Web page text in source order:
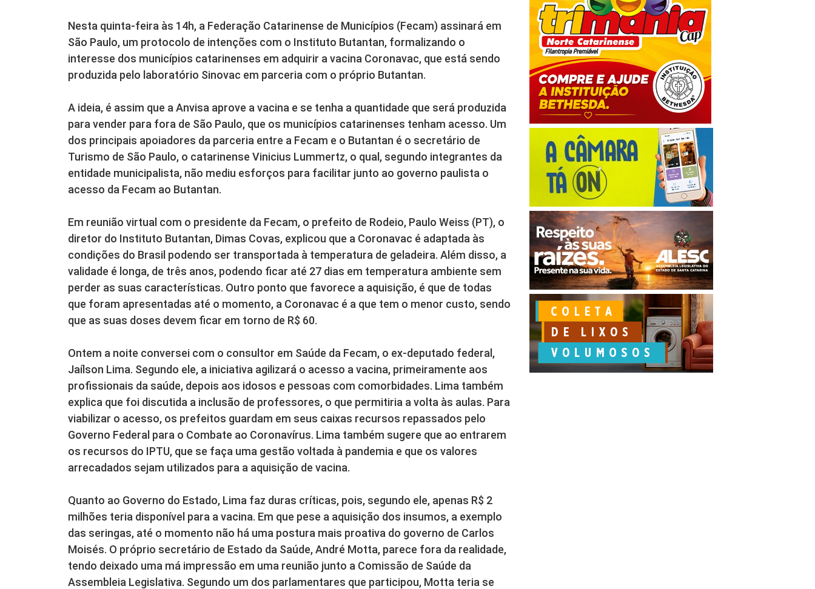
Nesta quinta-feira às 14h, a Federação Catarinense de Municípios (Fecam) assinará em
São Paulo, um protocolo de intenções com o Instituto Butantan, formalizando o
interesse dos municípios catarinenses em adquirir a vacina Coronavac, que está sendo
produzida pelo laboratório Sinovac em parceria com o próprio Butantan.
A ideia, é assim que a Anvisa aprove a vacina e se tenha a quantidade que será produzida
para vender para fora de São Paulo, que os municípios catarinenses tenham acesso. Um
dos principais apoiadores da parceria entre a Fecam e o Butantan é o secretário de
Turismo de São Paulo, o catarinense Vinicius Lummertz, o qual, segundo integrantes da
entidade municipalista, não mediu esforços para facilitar junto ao governo paulista o
acesso da Fecam ao Butantan.
Em reunião virtual com o presidente da Fecam, o prefeito de Rodeio, Paulo Weiss (PT), o
diretor do Instituto Butantan, Dimas Covas, explicou que a Coronavac é adaptada às
condições do Brasil podendo ser transportada à temperatura de geladeira. Além disso, a
validade é longa, de três anos, podendo ficar até 27 dias em temperatura ambiente sem
perder as suas características. Outro ponto que favorece a aquisição, é que de todas
que foram apresentadas até o momento, a Coronavac é a que tem o menor custo, sendo
que as suas doses devem ficar em torno de R$ 60.
Ontem a noite conversei com o consultor em Saúde da Fecam, o ex-deputado federal,
Jaílson Lima. Segundo ele, a iniciativa agilizará o acesso a vacina, primeiramente aos
profissionais da saúde, depois aos idosos e pessoas com comorbidades. Lima também
explica que foi discutida a inclusão de professores, o que permitiria a volta às aulas. Para
viabilizar o acesso, os prefeitos guardam em seus caixas recursos repassados pelo
Governo Federal para o Combate ao Coronavírus. Lima também sugere que ao entrarem
os recursos do IPTU, que se faça uma gestão voltada à pandemia e que os valores
arrecadados sejam utilizados para a aquisição de vacina.
Quanto ao Governo do Estado, Lima faz duras críticas, pois, segundo ele, apenas R$ 2
milhões teria disponível para a vacina. Em que pese a aquisição dos insumos, a exemplo
das seringas, até o momento não há uma postura mais proativa do governo de Carlos
Moisés. O próprio secretário de Estado da Saúde, André Motta, parece fora da realidade,
tendo deixado uma má impressão em uma reunião junto a Comissão de Saúde da
Assembleia Legislativa. Segundo um dos parlamentares que participou, Motta teria se